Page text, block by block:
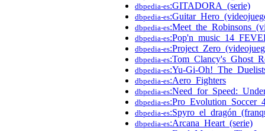
dbpedia-es:GITADORA_(serie)
dbpedia-es
dbpedia-es
dbpedia-es
dbpedia-es
dbpedia-es
dbpedia-es:Yu-Gi-
dbpedia-es:Aero_Fighters
dbpedia-es
dbpedia-es
dbpedia-es
dbpedia-es:Arcana_Heart_(serie)